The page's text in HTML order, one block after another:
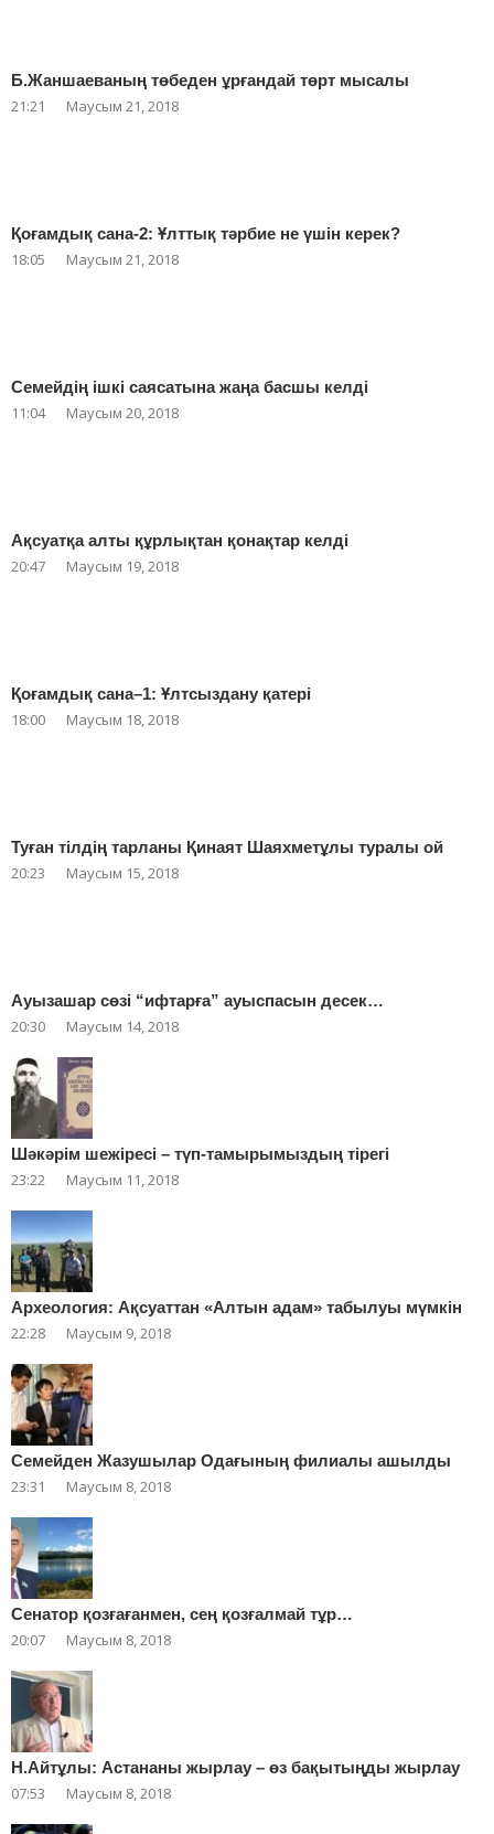
Б.Жаншаеваның төбеден ұрғандай төрт мысалы
21:21 Маусым 21, 2018
Қоғамдық сана-2: Ұлттық тәрбие не үшін керек?
18:05 Маусым 21, 2018
Семейдің ішкі саясатына жаңа басшы келді
11:04 Маусым 20, 2018
Ақсуатқа алты құрлықтан қонақтар келді
20:47 Маусым 19, 2018
Қоғамдық сана–1: Ұлтсыздану қатері
18:00 Маусым 18, 2018
Туған тілдің тарланы Қинаят Шаяхметұлы туралы ой
20:23 Маусым 15, 2018
Ауызашар сөзі “ифтарға” ауыспасын десек…
20:30 Маусым 14, 2018
Шәкәрім шежіресі – түп-тамырымыздың тірегі
23:22 Маусым 11, 2018
Археология: Ақсуаттан «Алтын адам» табылуы мүмкін
22:28 Маусым 9, 2018
Cемейден Жазушылар Одағының филиалы ашылды
23:31 Маусым 8, 2018
Сенатор қозғағанмен, сең қозғалмай тұр…
20:07 Маусым 8, 2018
Н.Айтұлы: Астананы жырлау – өз бақытыңды жырлау
07:53 Маусым 8, 2018